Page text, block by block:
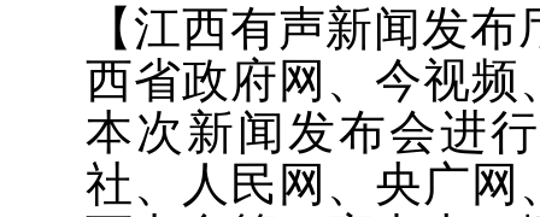
【江西有声新闻发
西省政府网、今视频
本次新闻发布会进
社、人民网、央广网